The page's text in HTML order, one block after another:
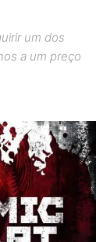
um dos
a um preço